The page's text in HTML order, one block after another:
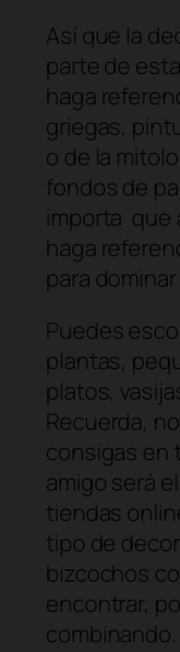
Así que la
parte de
haga
griegas,
o de la
fondos de
importa que
haga
para
Puedes
plantas,
platos,
Recuerda,
consigas en
amigo será el
tiendas
tipo de
bizcochos
encontrar,
combinando.